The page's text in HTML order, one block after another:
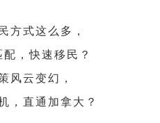
方式这么多，
，快速移民？
风云变幻，
，直通加拿大？